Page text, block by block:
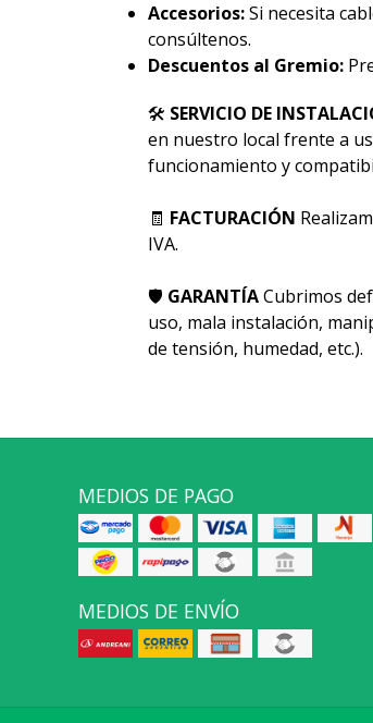
Accesorios:Si necesita
consúltenos.
Descuentos al Gremio:
🛠 SERVICIO DE
en nuestro local frente a
funcionamiento y
🧾 FACTURACIÓN
IVA.
🛡 GARANTÍACubrimos
uso, mala instalación,
de tensión, humedad, etc.).
MEDIOS DE PAGO
MEDIOS DE ENVÍO